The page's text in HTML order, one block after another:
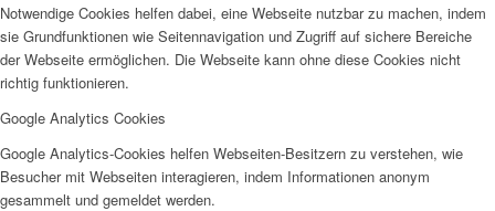
Notwendige Cookies helfen dabei, eine Webseite nutzbar zu machen, indem
sie Grundfunktionen wie Seitennavigation und Zugriff auf sichere Bereiche
der Webseite ermöglichen. Die Webseite kann ohne diese Cookies nicht
richtig funktionieren.
Google Analytics Cookies
Google Analytics-Cookies helfen Webseiten-Besitzern zu verstehen, wie
Besucher mit Webseiten interagieren, indem Informationen anonym
gesammelt und gemeldet werden.